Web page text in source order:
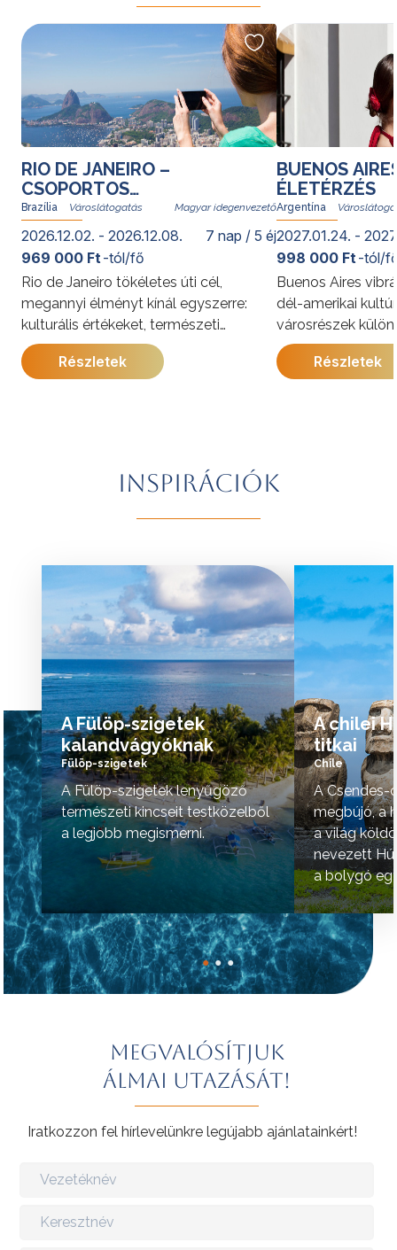
RIO DE JANEIRO –
CSOPORTOS
VÁROSLÁTOGATÁS
Brazília Magyar idegenvezető
2026.12.02. - 2026.12.08. 7 nap / 5 éj
Rio de Janeiro tökéletes úti cél,
megannyi élményt kínál egyszerre:
kulturális értékeket, természeti
kincseket, világhírű strandokat, a
szambát és a bossanovát, izgalmas
További érdekességekért Brazíliáról
A programok sorrendje az indulási
969 000 Ft-tól/fő
Részletek
BUENOS
ÉLETÉRZÉS
Argentína
2027.01.24. -
Buenos Aires
dél-amerikai
városrészek
kínálja. A program
megismerkedhet
természeti
vidék hangulata is
998 000 Ft-tól/
Részletek
Inspirációk
A Fülöp-szigetek
kalandvágyóknak
Fülöp-szigetek
A Fülöp-szigetek lenyűgöző
természeti kincseit testközelből
a legjobb megismerni.
A chilei
titkai
Chile
A Csendes-
megbújó, a
a világ
nevezett
a bolygó
helyének
tovább »
● ● ●
Megvalósítjuk
álmai utazását!
Iratkozzon fel hírlevelünkre legújabb ajánlatainkért!